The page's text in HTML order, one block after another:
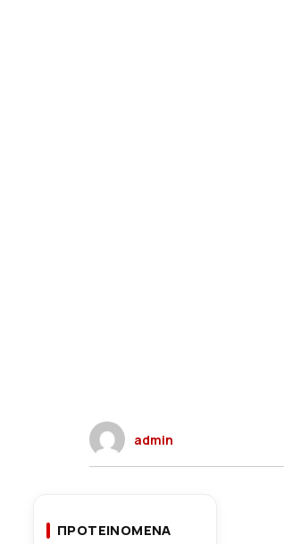
admin
ΠΡΟΤΕΙΝΟΜΕΝΑ